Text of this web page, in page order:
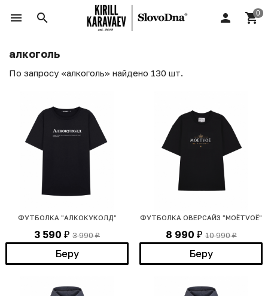
алкоголь
По запросу «алкоголь» найдено 130 шт.
ФУТБОЛКА "АЛКОКУКОЛД"
3 590 ₽ 3 990₽
Беру
ФУТБОЛКА ОВЕРСАЙЗ "MОЁТVOЁ"
8 990 ₽ 10 990₽
Беру